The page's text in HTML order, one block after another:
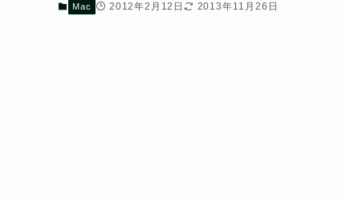
Mac 2012年2月12日 2013年11月26日